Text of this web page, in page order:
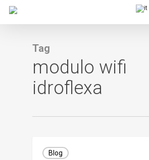
Skip
Tag
modulo wifi
idroflexa
Blog